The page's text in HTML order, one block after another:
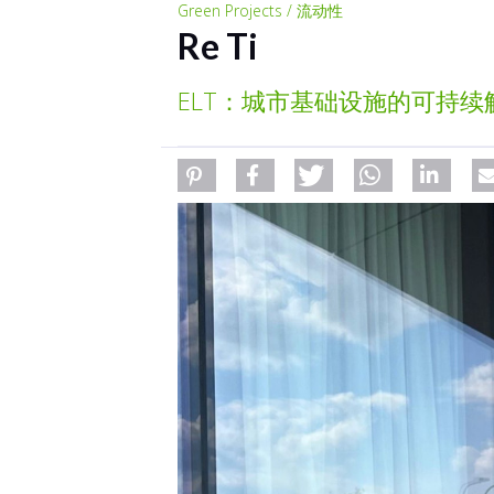
Green Projects / 流动性
Re Ti
ELT：城市基础设施的可持续